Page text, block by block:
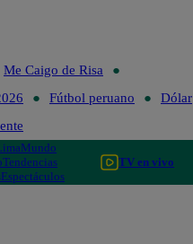
Me Caigo de Risa
Fútbol peruano
Dólar
Mundo
Tendencias
Espectáculos
TV en vivo